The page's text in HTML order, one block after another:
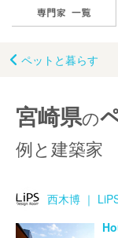
ペットと暮らす
宮崎県の
例と建築家
西木博 ｜